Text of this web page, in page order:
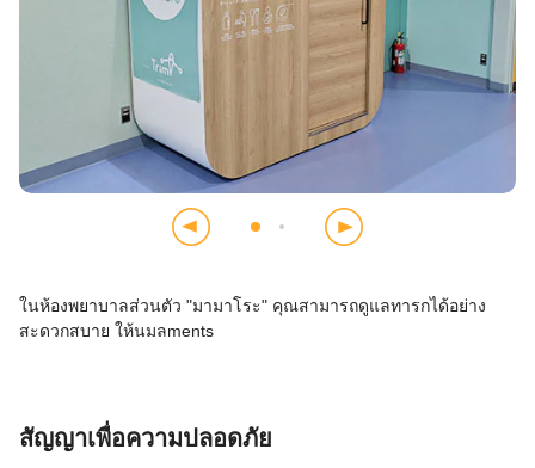
ในห้องพยาบาลส่วนตัว "มามาโระ" คุณสามารถดูแลทารกได้อย่าง
สะดวกสบาย ให้นมลments
สัญญาเพื่อความปลอดภัย